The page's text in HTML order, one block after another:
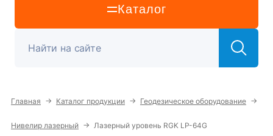
Каталог
Главная → Каталог продукции → Геодезическое оборудование →
Нивелир лазерный → Лазерный уровень RGK LP-64G